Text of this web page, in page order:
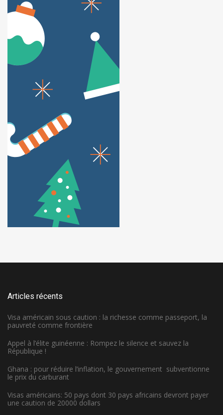
Articles récents
Visa américain sous caution : la richesse comme passeport, la
pauvreté comme frontière
Appel à l’élite guinéenne : Rompez le silence et sauvez la
République !
Ghana : pour réduire l’inflation, le gouvernement subventionne
le prix du carburant
Visas américains: 50 pays dont 30 pays africains devront payer
une caution de 20000 dollars